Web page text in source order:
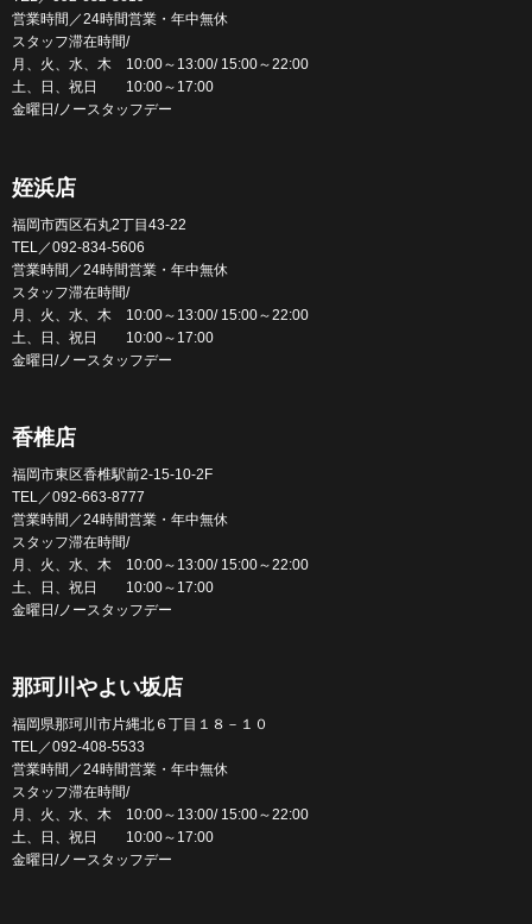
営業時間／24時間営業・年中無休
スタッフ滞在時間/
月、火、水、木 10:00～13:00/ 15:00～22:00
土、日、祝日 10:00～17:00
金曜日/ノースタッフデー
姪浜店
福岡市西区石丸2丁目43-22
TEL／092-834-5606
営業時間／24時間営業・年中無休
スタッフ滞在時間/
月、火、水、木 10:00～13:00/ 15:00～22:00
土、日、祝日 10:00～17:00
金曜日/ノースタッフデー
香椎店
福岡市東区香椎駅前2-15-10-2F
TEL／092-663-8777
営業時間／24時間営業・年中無休
スタッフ滞在時間/
月、火、水、木 10:00～13:00/ 15:00～22:00
土、日、祝日 10:00～17:00
金曜日/ノースタッフデー
那珂川やよい坂店
福岡県那珂川市片縄北６丁目１８－１０
TEL／092-408-5533
営業時間／24時間営業・年中無休
スタッフ滞在時間/
月、火、水、木 10:00～13:00/ 15:00～22:00
土、日、祝日 10:00～17:00
金曜日/ノースタッフデー